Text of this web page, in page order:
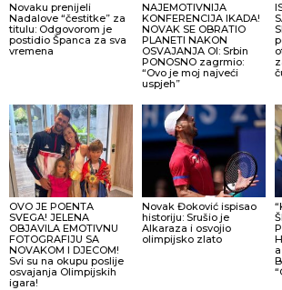
Novaku prenijeli
Nadalove “čestitke” za
titulu: Odgovorom je
postidio Španca za sva
vremena
NAJEMOTIVNIJA
KONFERENCIJA IKADA!
NOVAK SE OBRATIO
PLANETI NAKON
OSVAJANJA OI: Srbin
PONOSNO zagrmio:
“Ovo je moj najveći
uspjeh”
OVO JE POENTA
SVEGA! JELENA
OBJAVILA EMOTIVNU
FOTOGRAFIJU SA
NOVAKOM I DJECOM!
Svi su na okupu poslije
osvajanja Olimpijskih
igara!
Novak Đoković ispisao
historiju: Srušio je
Alkaraza i osvojio
olimpijsko zlato